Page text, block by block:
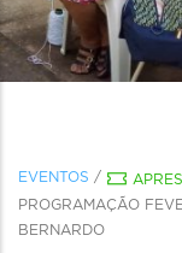
EVENTOS /
PROGRAMAÇÃO
BERNARDO